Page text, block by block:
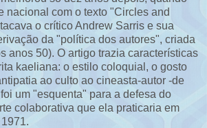
nacional com o texto "Circles and
o crítico Andrew Sarris e sua
da "política dos autores", criada
anos 50). O artigo trazia características
kaeliana: o estilo coloquial, o gosto
ao culto ao cineasta-autor -de
um "esquenta" para a defesa do
colaborativa que ela praticaria em